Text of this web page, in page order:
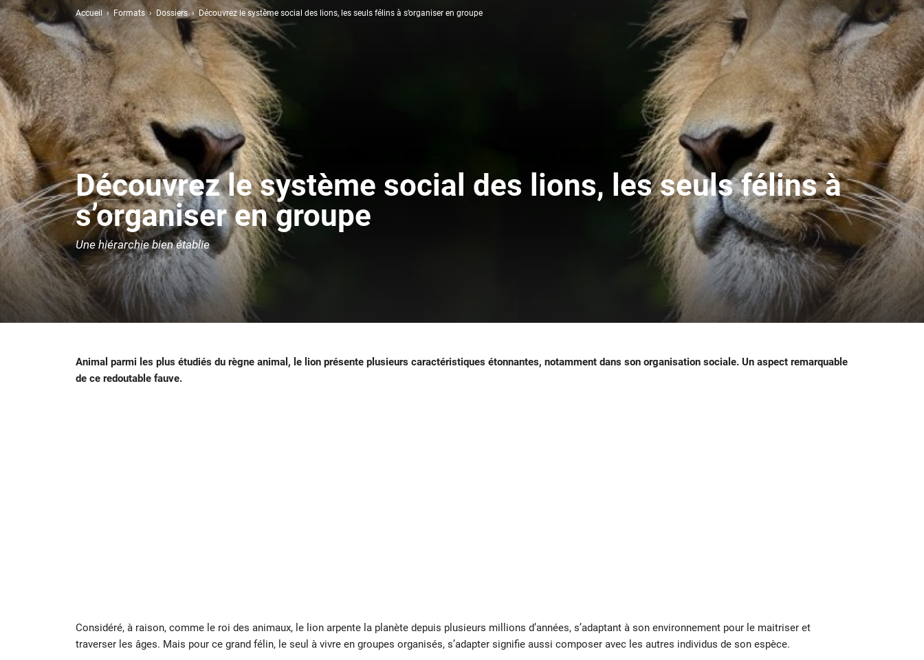
Accueil Formats Dossiers Découvrez le système social des lions, les seuls félins à s’organiser en groupe
Découvrez le système social des lions, les seuls félins à
s’organiser en groupe
Une hiérarchie bien établie
Animal parmi les plus étudiés du règne animal, le lion présente plusieurs caractéristiques étonnantes, notamment dans son organisation sociale. Un aspect remarquable
de ce redoutable fauve.
Considéré, à raison, comme le roi des animaux, le lion arpente la planète depuis plusieurs millions d’années, s’adaptant à son environnement pour le maitriser et
traverser les âges. Mais pour ce grand félin, le seul à vivre en groupes organisés, s’adapter signifie aussi composer avec les autres individus de son espèce.